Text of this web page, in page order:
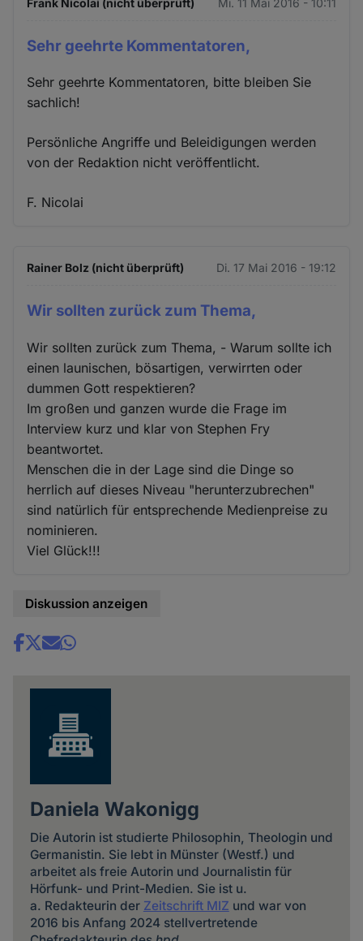
Sehr geehrte Kommentatoren,
Sehr geehrte Kommentatoren, bitte bleiben Sie
sachlich!
Persönliche Angriffe und Beleidigungen werden
von der Redaktion nicht veröffentlicht.
F. Nicolai
Rainer Bolz (nicht überprüft) Di. 17 Mai 2016 - 19:12
Wir sollten zurück zum Thema,
Wir sollten zurück zum Thema, - Warum sollte ich
einen launischen, bösartigen, verwirrten oder
dummen Gott respektieren?
Im großen und ganzen wurde die Frage im
Interview kurz und klar von Stephen Fry
beantwortet.
Menschen die in der Lage sind die Dinge so
herrlich auf dieses Niveau "herunterzubrechen"
sind natürlich für entsprechende Medienpreise zu
nominieren.
Viel Glück!!!
Diskussion anzeigen
Share
Daniela Wakonigg
Die Autorin ist studierte Philosophin, Theologin und
Germanistin. Sie lebt in Münster (Westf.) und
arbeitet als freie Autorin und Journalistin für
Hörfunk- und Print-Medien. Sie ist u.
a. Redakteurin der Zeitschrift MIZ und war von
2016 bis Anfang 2024 stellvertretende